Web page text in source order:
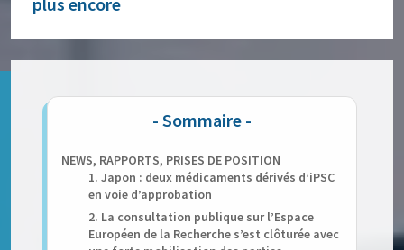
NEWS, RAPPORTS, PRISES DE POSITION
1. Japon : deux médicaments dérivés d’iPSC
en voie d’approbation
2. La consultation publique sur l’Espace
Européen de la Recherche s’est clôturée avec